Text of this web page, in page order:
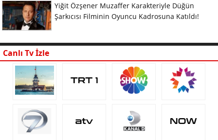
Yiğit Özşener Muzaffer Karakteriyle Düğün
Şarkıcısı Filminin Oyuncu Kadrosuna Katıldı!
Canlı Tv İzle